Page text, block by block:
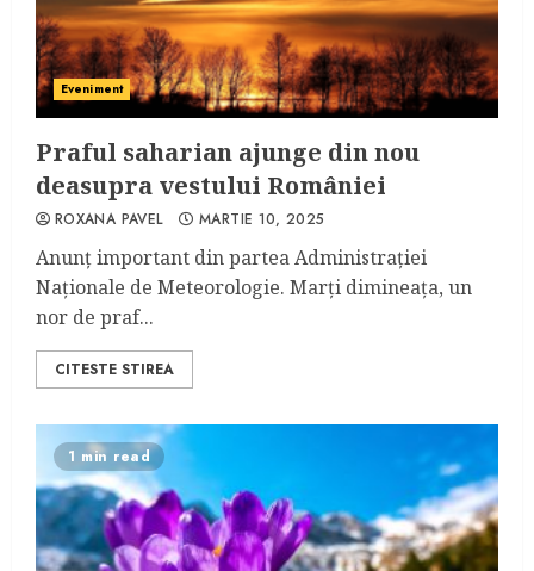
Eveniment
Praful saharian ajunge din nou
deasupra vestului României
ROXANA PAVEL MARTIE 10, 2025
Anunț important din partea Administrației
Naționale de Meteorologie. Marți dimineața, un
nor de praf...
CITESTE STIREA
1 min read